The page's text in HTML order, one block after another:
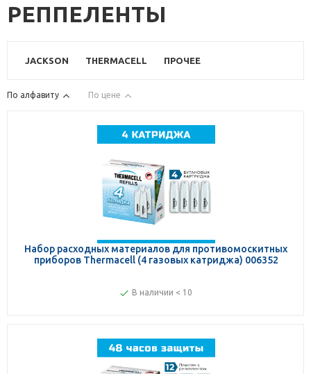
РЕППЕЛЕНТЫ
JACKSON THERMACELL ПРОЧЕЕ
По алфавиту По цене
Набор расходных материалов для противомоскитных
приборов Thermacell (4 газовых катриджа) 006352
В наличии < 10